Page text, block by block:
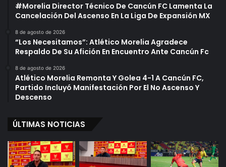
#Morelia Director Técnico De Cancún FC Lamenta La
Cancelación Del Ascenso En La Liga De Expansión MX
8 de agosto de 2026
“Los Necesitamos”: Atlético Morelia Agradece
Respaldo De Su Afición En Encuentro Ante Cancún Fc
8 de agosto de 2026
Atlético Morelia Remonta Y Golea 4-1 A Cancún FC,
Partido Incluyó Manifestación Por El No Ascenso Y
Descenso
ÚLTIMAS NOTICIAS